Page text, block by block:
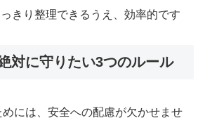
きり整理できるうえ、効率的です
対に守りたい3つのルール
には、安全への配慮が欠かせませ